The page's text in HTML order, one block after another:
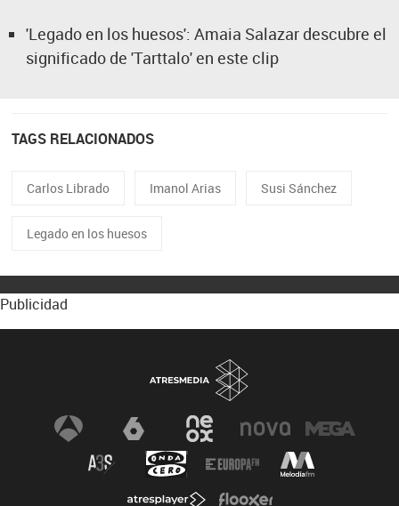
'Legado en los huesos': Amaia Salazar descubre el
significado de 'Tarttalo' en este clip
TAGS RELACIONADOS
Carlos Librado Imanol Arias Susi Sánchez
Legado en los huesos
Publicidad